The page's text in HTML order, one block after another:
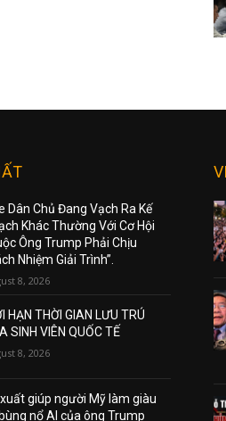
Dân Chủ Đang Vạch Ra Kế
Khác Thường Với Cơ Hội
Ông Trump Phải Chịu
Nhiệm Giải Trình”.
8, 2026
HẠN THỜI GIAN LƯU TRÚ
SINH VIÊN QUỐC TẾ
8, 2026
giúp người Mỹ làm giàu
nổ AI của ông Trump